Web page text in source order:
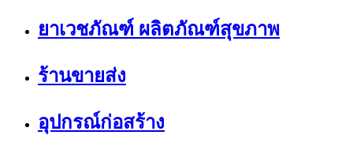
ยาเวชภัณฑ์ ผลิตภัณฑ์สุขภาพ
ร้านขายส่ง
อุปกรณ์ก่อสร้าง